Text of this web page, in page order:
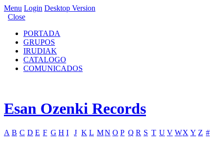
Menu Login Desktop Version
Close
PORTADA
GRUPOS
IRUDIAK
CATALOGO
COMUNICADOS
Esan Ozenki Records
A B C D E F G H I J K L MN O P Q R S T U V WX Y Z #